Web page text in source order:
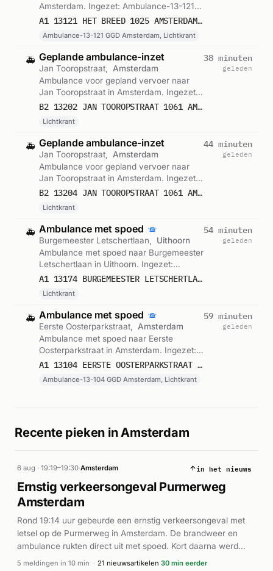
Amsterdam. Ingezet: Ambulance-13-121
GGD Amsterdam, Lichtkrant. Gemeld omA1 13121 HET BREED 1025 AMSTERDAM 75866
Ambulance-13-121 GGD Amsterdam, Lichtkrant
🚑 Geplande ambulance-inzet
Jan Tooropstraat,
Amsterdam
Ambulance voor gepland vervoer naar
Jan Tooropstraat in Amsterdam. Ingezet:
Lichtkrant. Gemeld om 07:10.
B2 13202 JAN TOOROPSTRAAT 1061 AMSTERDAM 75865
Lichtkrant
38 minuten
geleden
🚑 Geplande ambulance-inzet
Jan Tooropstraat,
Amsterdam
Ambulance voor gepland vervoer naar
Jan Tooropstraat in Amsterdam. Ingezet:
Lichtkrant. Gemeld om 07:04.
B2 13204 JAN TOOROPSTRAAT 1061 AMSTERDAM 75864
Lichtkrant
44 minuten
geleden
🚑 Ambulance met spoed
Burgemeester Letschertlaan,
Uithoorn
Ambulance met spoed naar Burgemeester
Letschertlaan in Uithoorn. Ingezet:
Lichtkrant. Gemeld om 06:55.
A1 13174 BURGEMEESTER LETSCHERTLAAN 1422 UITHOORN 75863
Lichtkrant
54 minuten
geleden
🚑 Ambulance met spoed
Eerste Oosterparkstraat,
Amsterdam
Ambulance met spoed naar Eerste
Oosterparkstraat in Amsterdam. Ingezet:
Ambulance-13-104 GGD Amsterdam,
A1 13104 EERSTE OOSTERPARKSTRAAT 1091 AMSTERDAM 75862
Ambulance-13-104 GGD Amsterdam, Lichtkrant
59 minuten
geleden
Recente pieken in Amsterdam
6 aug · 19:19–19:30·Amsterdam in het nieuws
Ernstig verkeersongeval Purmerweg
Amsterdam
Rond 19:14 uur gebeurde een ernstig verkeersongeval met
letsel op de Purmerweg in Amsterdam. De brandweer en
ambulance rukten direct uit met spoed. Kort daarna werd
duidelijk dat reanimatie nodig was; de traumahelikopter werd
5 meldingen in 10 min · 21 nieuwsartikelen 30 min eerder